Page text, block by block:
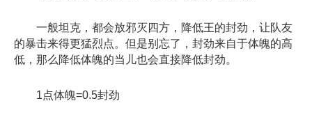
一般坦克，都会放邪灭四方，降低王的封劲，让队友
的暴击来得更猛烈点。但是别忘了，封劲来自于体魄的高
低，那么降低体魄的当儿也会直接降低封劲。
1点体魄=0.5封劲